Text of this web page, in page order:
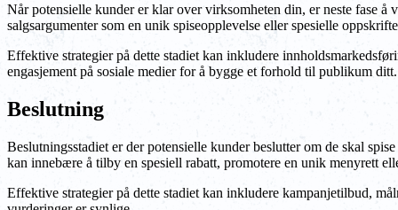
Når potensielle kunder er klar over virksomheten din, er neste fase
salgsargumenter som en unik spiseopplevelse eller spesielle
Effektive strategier på dette stadiet kan inkludere
engasjement på sosiale medier for å bygge et forhold til publikum ditt.
Beslutning
Beslutningsstadiet er der potensielle kunder beslutter om de skal
kan innebære å tilby en spesiell rabatt, promotere en unik menyrett
Effektive strategier på dette stadiet kan inkludere kampanjetilbud,